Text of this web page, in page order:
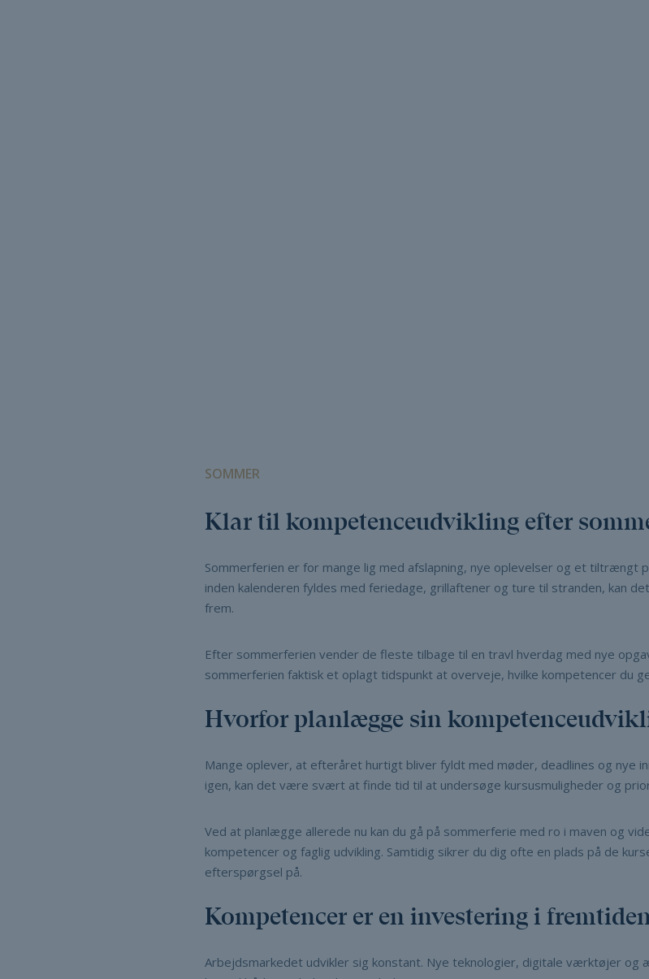
SOMMER
Klar til kompetenceudvikling efter
Sommerferien er for mange lig med afslapning, nye oplevelser og et tiltrængt
inden kalenderen fyldes med feriedage, grillaftener og ture til stranden, kan
frem.
Efter sommerferien vender de fleste tilbage til en travl hverdag med nye
sommerferien faktisk et oplagt tidspunkt at overveje, hvilke kompetencer du
Hvorfor planlægge sin
Mange oplever, at efteråret hurtigt bliver fyldt med møder, deadlines og nye
igen, kan det være svært at finde tid til at undersøge kursusmuligheder og
Ved at planlægge allerede nu kan du gå på sommerferie med ro i maven og
kompetencer og faglig udvikling. Samtidig sikrer du dig ofte en plads på de
efterspørgsel på.
Kompetencer er en investering i
Arbejdsmarkedet udvikler sig konstant. Nye teknologier, digitale værktøjer